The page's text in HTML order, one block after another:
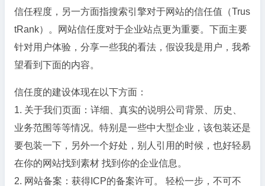
信任程度，另一方面指搜索引擎对于网站的信任值（Trus
tRank）。网站信任度对于企业站点更为重要。下面主要
针对用户体验，分享一些我的看法，假设我是用户，我希
望看到下面的内容。
信任度的建设体现在以下方面：
1. 关于我们页面：详细、真实的说明公司背景、历史、
业务范围等等情况。特别是一些中大型企业，该包装还是
要包装一下，另外一个好处，别人引用的时候，也好轻易
在你的网站找到素材 找到你的企业信息。
2. 网站备案：获得ICP的备案许可。 轻松一步，不可不